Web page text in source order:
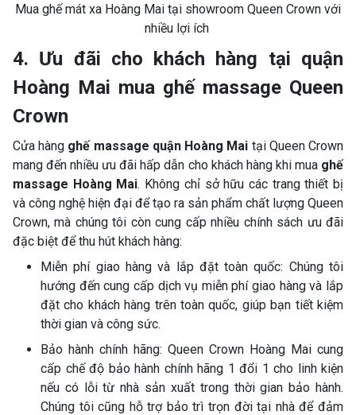
Mua ghế mát xa Hoàng Mai tại showroom Queen Crown với
nhiều lợi ích
4. Ưu đãi cho khách hàng tại quận
Hoàng Mai mua ghế massage Queen
Crown
Cửa hàng ghế massage quận Hoàng Mai tại Queen Crown
mang đến nhiều ưu đãi hấp dẫn cho khách hàng khi mua ghế
massage Hoàng Mai. Không chỉ sở hữu các trang thiết bị
và công nghệ hiện đại để tạo ra sản phẩm chất lượng Queen
Crown, mà chúng tôi còn cung cấp nhiều chính sách ưu đãi
đặc biệt để thu hút khách hàng:
Miễn phí giao hàng và lắp đặt toàn quốc: Chúng tôi
hướng đến cung cấp dịch vụ miễn phí giao hàng và lắp
đặt cho khách hàng trên toàn quốc, giúp bạn tiết kiệm
thời gian và công sức.
Bảo hành chính hãng: Queen Crown Hoàng Mai cung
cấp chế độ bảo hành chính hãng 1 đổi 1 cho linh kiện
nếu có lỗi từ nhà sản xuất trong thời gian bảo hành.
Chúng tôi cũng hỗ trợ bảo trì trọn đời tại nhà để đảm